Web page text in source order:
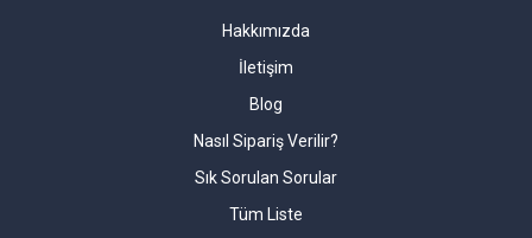
Hakkımızda
İletişim
Blog
Nasıl Sipariş Verilir?
Sık Sorulan Sorular
Tüm Liste